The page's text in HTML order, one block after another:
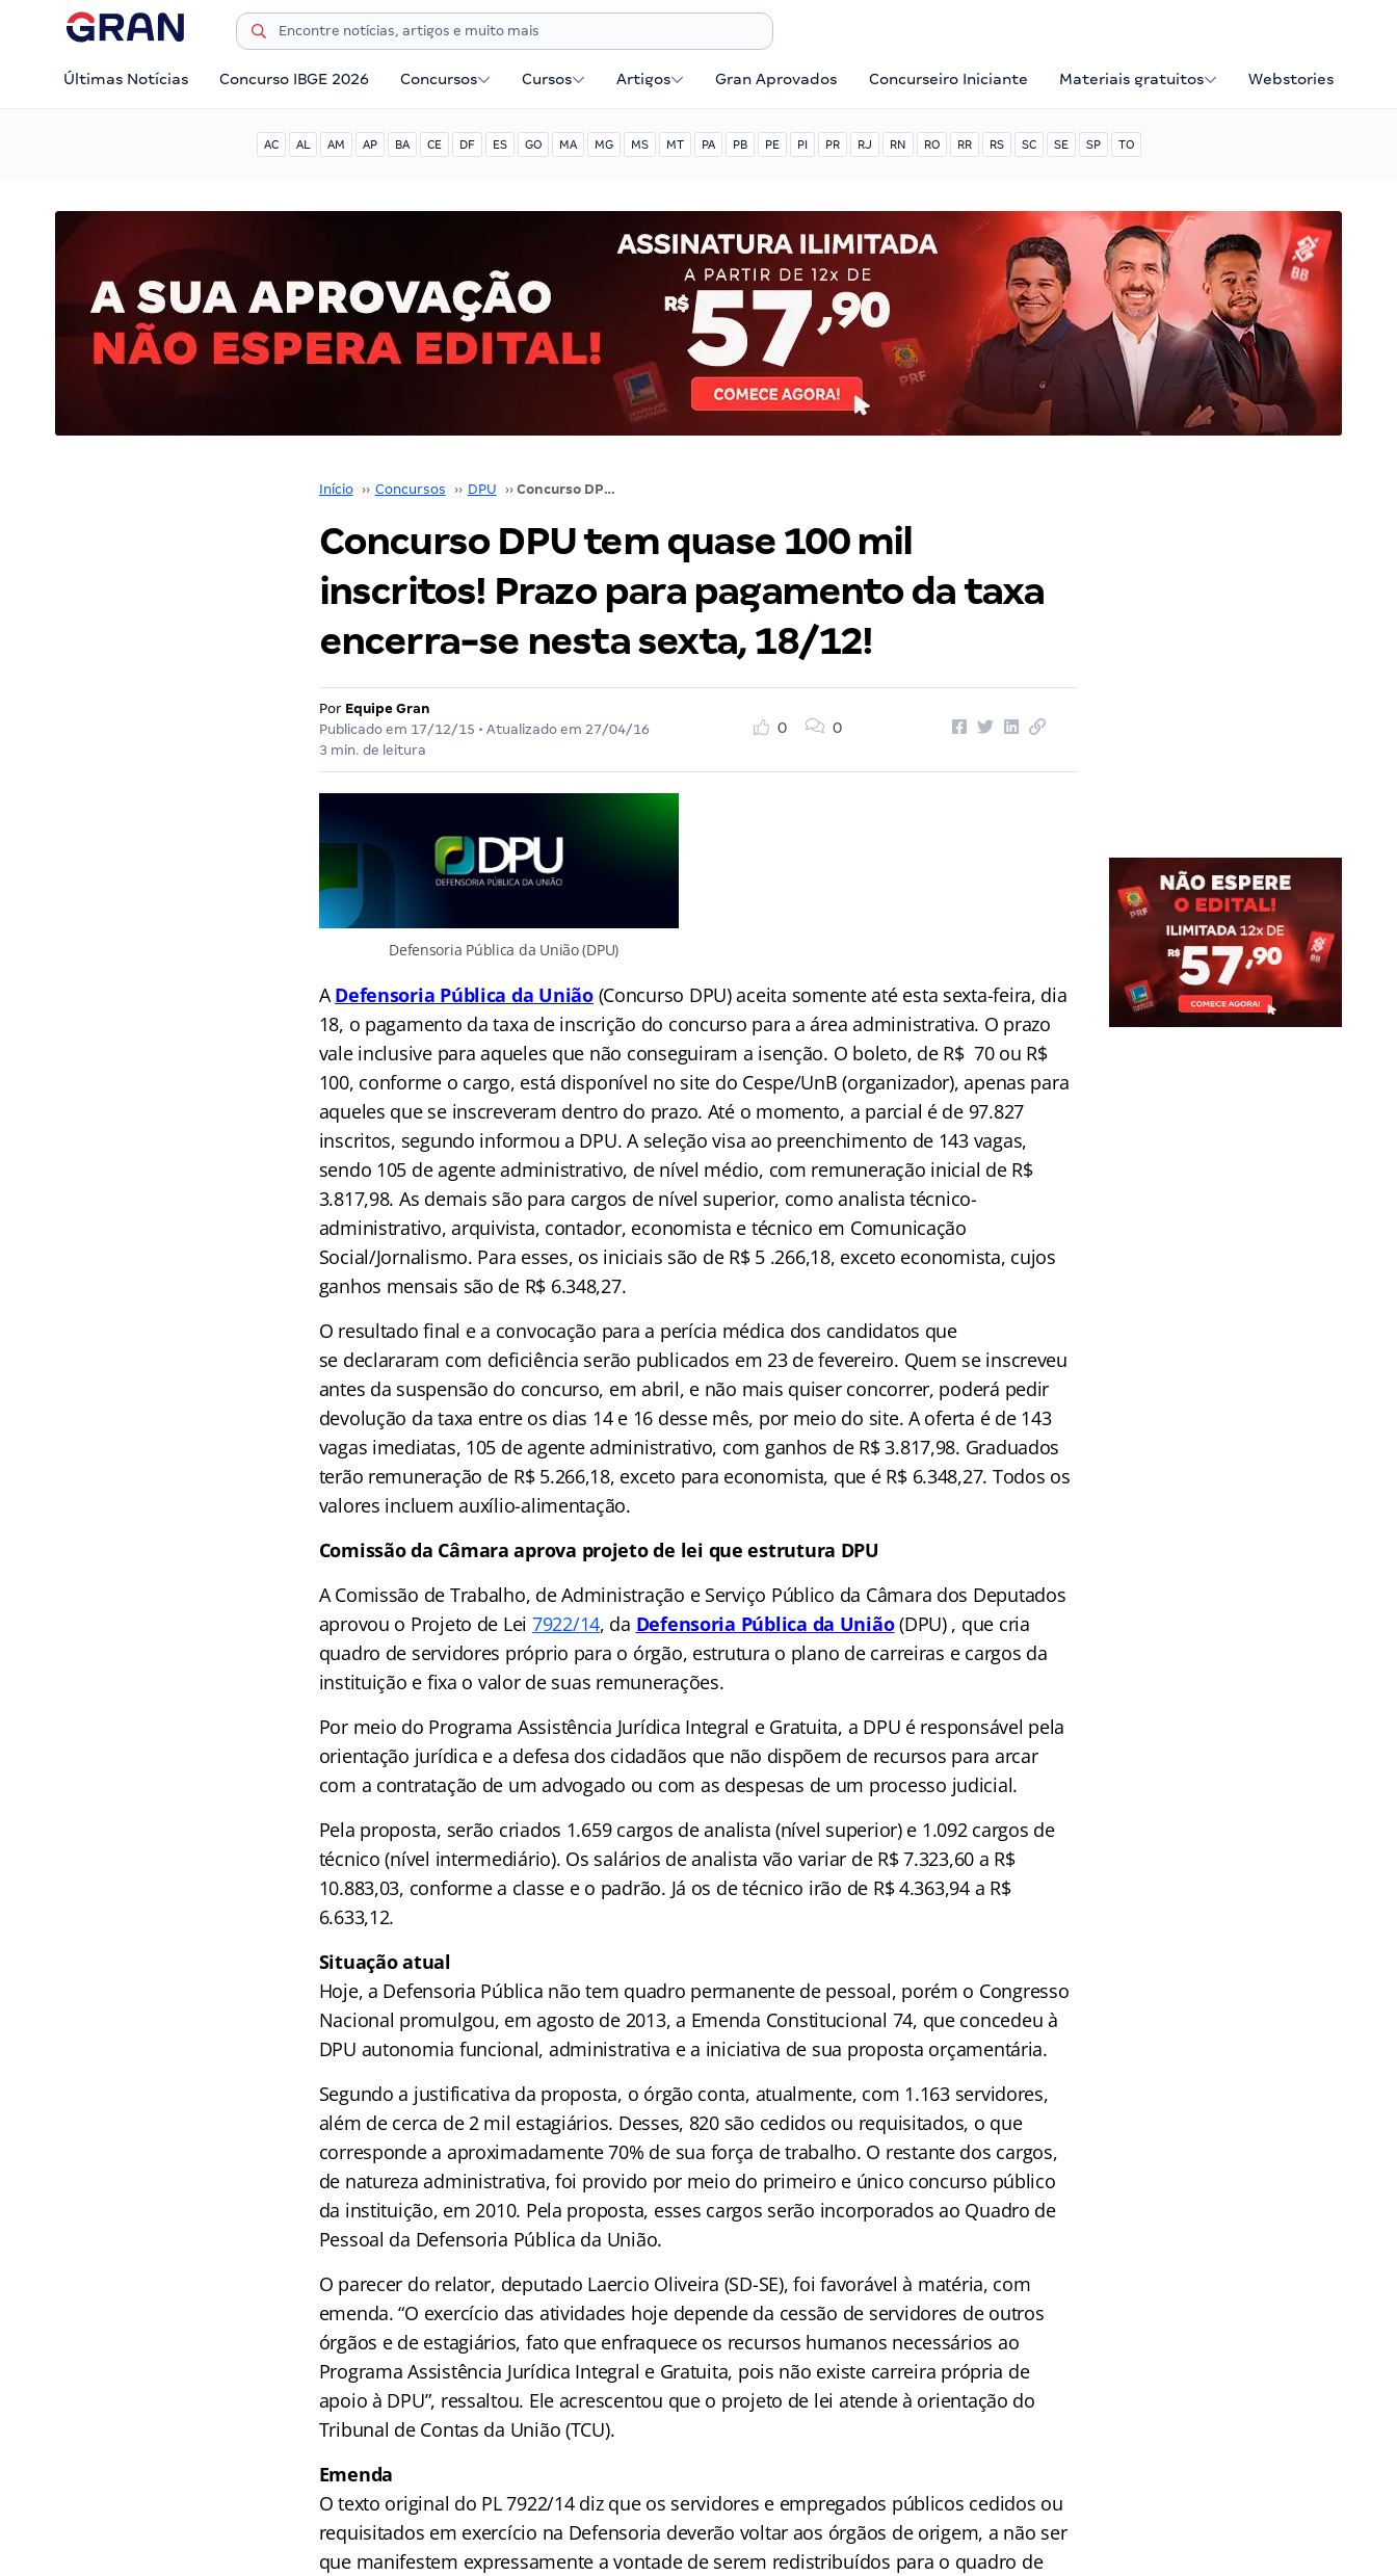
Últimas Notícias Concurso IBGE 2026 Concursos Cursos Artigos Gran Aprovados Concurseiro Iniciante Materiais gratuitos Webstories
AC AL AM AP BA CE DF ES GO MA MG MS MT PA PB PE PI PR RJ RN RO RR RS SC SE SP TO
Início ›› Concursos ›› DPU ›› Concurso DPU tem quase 100 mil inscritos! Prazo para pagamento da taxa encerra-se nesta sexta, 18/12!
Concurso DPU tem quase 100 mil
inscritos! Prazo para pagamento da taxa
encerra-se nesta sexta, 18/12!
Por Equipe Gran
Publicado em 17/12/15 • Atualizado em 27/04/16
3 min. de leitura
0 0
Defensoria Pública da União (DPU)
ADefensoria Pública da União(Concurso DPU) aceita somente até esta sexta-feira, dia
18, o pagamento da taxa de inscrição do concurso para a área administrativa. O prazo
vale inclusive para aqueles que não conseguiram a isenção. O boleto, de R$ 70 ou R$
100, conforme o cargo, está disponível no site do Cespe/UnB (organizador), apenas para
aqueles que se inscreveram dentro do prazo. Até o momento, a parcial é de 97.827
inscritos, segundo informou a DPU. A seleção visa ao preenchimento de 143 vagas,
sendo 105 de agente administrativo, de nível médio, com remuneração inicial de R$
3.817,98. As demais são para cargos de nível superior, como analista técnico-
administrativo, arquivista, contador, economista e técnico em Comunicação
Social/Jornalismo. Para esses, os iniciais são de R$ 5 .266,18, exceto economista, cujos
ganhos mensais são de R$ 6.348,27.
O resultado final e a convocação para a perícia médica dos candidatos que
se declararam com deficiência serão publicados em 23 de fevereiro. Quem se inscreveu
antes da suspensão do concurso, em abril, e não mais quiser concorrer, poderá pedir
devolução da taxa entre os dias 14 e 16 desse mês, por meio do site. A oferta é de 143
vagas imediatas, 105 de agente administrativo, com ganhos de R$ 3.817,98. Graduados
terão remuneração de R$ 5.266,18, exceto para economista, que é R$ 6.348,27. Todos os
valores incluem auxílio-alimentação.
Comissão da Câmara aprova projeto de lei que estrutura DPU
A Comissão de Trabalho, de Administração e Serviço Público da Câmara dos Deputados
aprovou o Projeto de Lei 7922/14, da Defensoria Pública da União(DPU) , que cria
quadro de servidores próprio para o órgão, estrutura o plano de carreiras e cargos da
instituição e fixa o valor de suas remunerações.
Por meio do Programa Assistência Jurídica Integral e Gratuita, a DPU é responsável pela
orientação jurídica e a defesa dos cidadãos que não dispõem de recursos para arcar
com a contratação de um advogado ou com as despesas de um processo judicial.
Pela proposta, serão criados 1.659 cargos de analista (nível superior) e 1.092 cargos de
técnico (nível intermediário). Os salários de analista vão variar de R$ 7.323,60 a R$
10.883,03, conforme a classe e o padrão. Já os de técnico irão de R$ 4.363,94 a R$
6.633,12.
Situação atual
Hoje, a Defensoria Pública não tem quadro permanente de pessoal, porém o Congresso
Nacional promulgou, em agosto de 2013, a Emenda Constitucional 74, que concedeu à
DPU autonomia funcional, administrativa e a iniciativa de sua proposta orçamentária.
Segundo a justificativa da proposta, o órgão conta, atualmente, com 1.163 servidores,
além de cerca de 2 mil estagiários. Desses, 820 são cedidos ou requisitados, o que
corresponde a aproximadamente 70% de sua força de trabalho. O restante dos cargos,
de natureza administrativa, foi provido por meio do primeiro e único concurso público
da instituição, em 2010. Pela proposta, esses cargos serão incorporados ao Quadro de
Pessoal da Defensoria Pública da União.
O parecer do relator, deputado Laercio Oliveira (SD-SE), foi favorável à matéria, com
emenda. “O exercício das atividades hoje depende da cessão de servidores de outros
órgãos e de estagiários, fato que enfraquece os recursos humanos necessários ao
Programa Assistência Jurídica Integral e Gratuita, pois não existe carreira própria de
apoio à DPU”, ressaltou. Ele acrescentou que o projeto de lei atende à orientação do
Tribunal de Contas da União (TCU).
Emenda
O texto original do PL 7922/14 diz que os servidores e empregados públicos cedidos ou
requisitados em exercício na Defensoria deverão voltar aos órgãos de origem, a não ser
que manifestem expressamente a vontade de serem redistribuídos para o quadro de